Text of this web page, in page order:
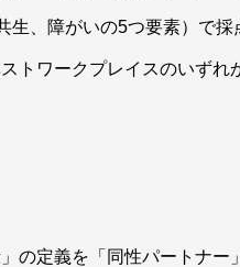
生、障がいの5つ要素）で
トワークプレイスのいずれ
の定義を「同性パートナー